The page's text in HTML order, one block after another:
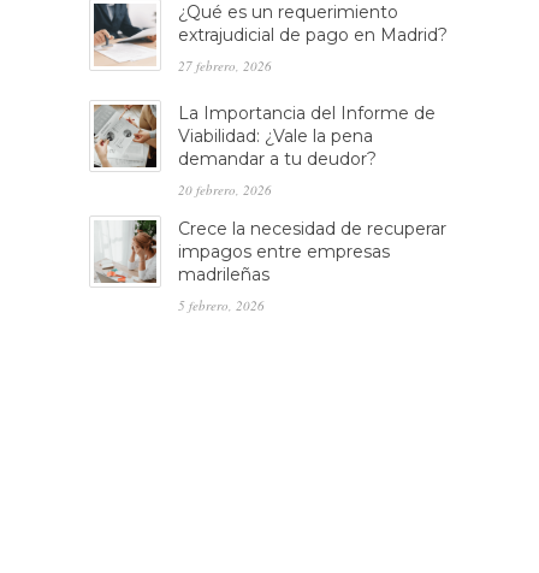
¿Qué es un requerimiento
extrajudicial de pago en Madrid?
27 febrero, 2026
La Importancia del Informe de
Viabilidad: ¿Vale la pena
demandar a tu deudor?
20 febrero, 2026
Crece la necesidad de recuperar
impagos entre empresas
madrileñas
5 febrero, 2026